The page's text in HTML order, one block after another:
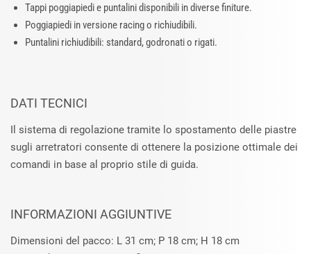
Tappi poggiapiedi e puntalini disponibili in diverse finiture.
Poggiapiedi in versione racing o richiudibili.
Puntalini richiudibili: standard, godronati o rigati.
DATI TECNICI
Il sistema di regolazione tramite lo spostamento delle piastre
sugli arretratori consente di ottenere la posizione ottimale dei
comandi in base al proprio stile di guida.
INFORMAZIONI AGGIUNTIVE
Dimensioni del pacco: L 31 cm; P 18 cm; H 18 cm